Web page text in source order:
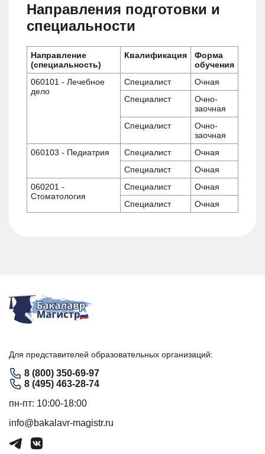
Направления подготовки и
специальности
Направление
(специальность)
Квалификация
Форма
обучения
060101 - Лечебное
дело
Специалист
Очная
Специалист
Очно-
заочная
Специалист
Очно-
заочная
060103 - Педиатрия
Специалист
Очная
Специалист
Очная
060201 -
Стоматология
Специалист
Очная
Специалист
Очная
Для представителей образовательных организаций:
8 (800) 350-69-97
8 (495) 463-28-74
пн-пт: 10:00-18:00
info@bakalavr-magistr.ru